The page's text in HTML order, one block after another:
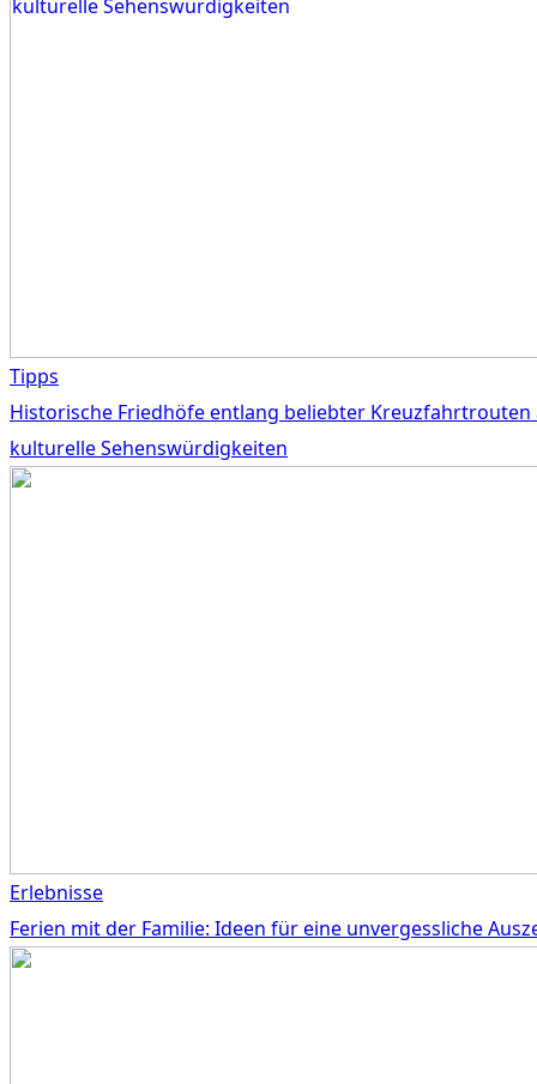
Tipps
Historische Friedhöfe entlang beliebter Kreuzfahrtrouten
kulturelle Sehenswürdigkeiten
Erlebnisse
Ferien mit der Familie: Ideen für eine unvergessliche